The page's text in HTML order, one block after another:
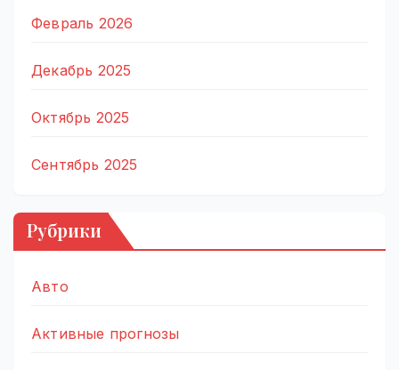
Февраль 2026
Декабрь 2025
Октябрь 2025
Сентябрь 2025
Рубрики
Авто
Активные прогнозы